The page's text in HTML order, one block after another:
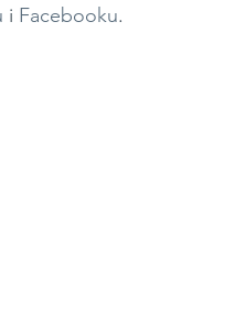
i Facebooku.